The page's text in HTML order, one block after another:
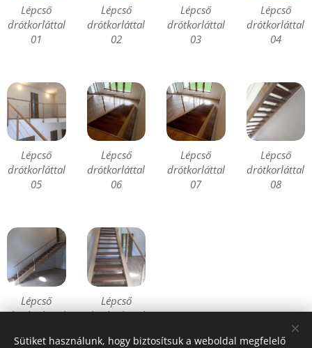
Lépcső
drótkorláttal
01
Lépcső
drótkorláttal
02
Lépcső
drótkorláttal
03
Lépcső
drótkorláttal
04
Lépcső
drótkorláttal
05
Lépcső
drótkorláttal
06
Lépcső
drótkorláttal
07
Lépcső
drótkorláttal
08
Lépcső
drótkorláttal
Lépcső
drótkorláttal
Sütiket használunk, hogy biztosítsuk a weboldal megfelelő